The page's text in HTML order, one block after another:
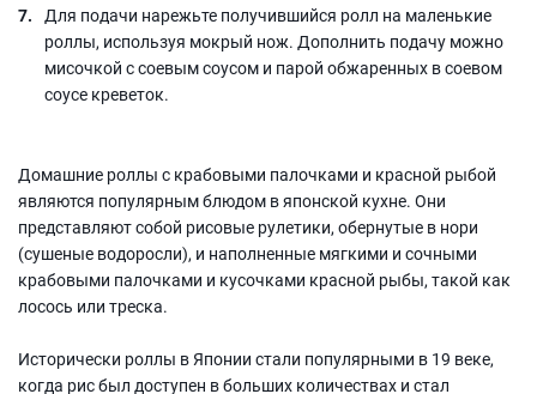
Для подачи нарежьте получившийся ролл на маленькие
роллы, используя мокрый нож. Дополнить подачу можно
мисочкой с соевым соусом и парой обжаренных в соевом
соусе креветок.
Домашние роллы с крабовыми палочками и красной рыбой
являются популярным блюдом в японской кухне. Они
представляют собой рисовые рулетики, обернутые в нори
(сушеные водоросли), и наполненные мягкими и сочными
крабовыми палочками и кусочками красной рыбы, такой как
лосось или треска.
Исторически роллы в Японии стали популярными в 19 веке,
когда рис был доступен в больших количествах и стал